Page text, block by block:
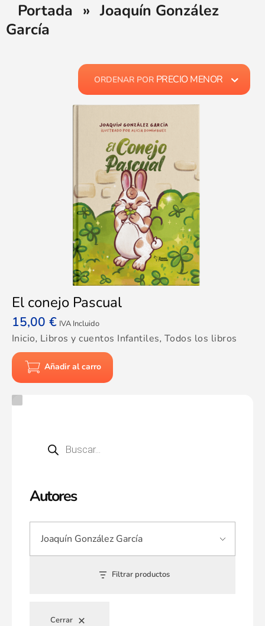
Portada » Joaquín González
García
Autores
Filtrar productos
Cerrar
ORDENAR POR PRECIO MENOR
El conejo Pascual
15,00 € IVA Incluido
Inicio, Libros y cuentos Infantiles, Todos los libros
Añadir al carro